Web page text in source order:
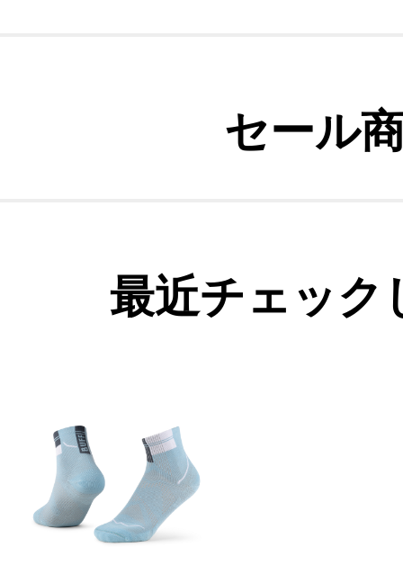
セール
最近チェック